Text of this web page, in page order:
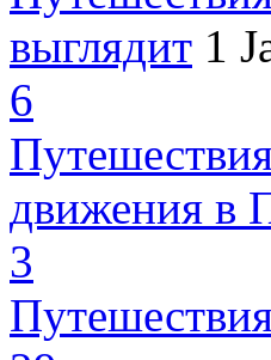
выглядит 1
6
движения в
3